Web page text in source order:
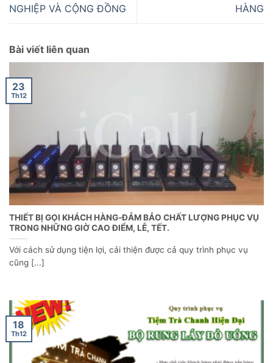
NGHIỆP VÀ CỘNG ĐỒNG
HÀNG
Bài viết liên quan
THIẾT BỊ GỌI KHÁCH HÀNG-ĐẢM BẢO CHẤT LƯỢNG PHỤC VỤ
TRONG NHỮNG GIỜ CAO ĐIỂM, LỄ, TẾT.
Với cách sử dụng tiện lợi, cải thiện được cả quy trình phục vụ
cũng [...]
23
Th12
18
Th12